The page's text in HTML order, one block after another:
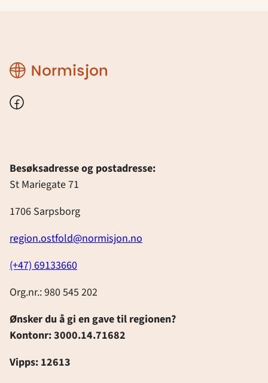
Region
Østfold
Facebook
Besøksadresse og postadresse:
St Mariegate 71
1706 Sarpsborg
region.ostfold@normisjon.no
(+47) 69133660
Org.nr.: 980 545 202
Ønsker du å gi en gave til regionen?
Kontonr: 3000.14.71682
Vipps: 12613